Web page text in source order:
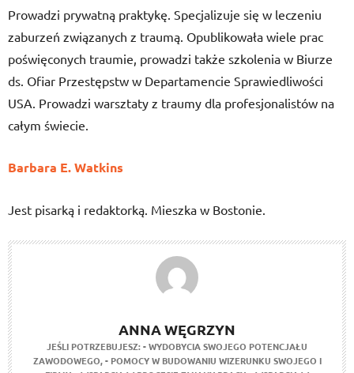
Prowadzi prywatną praktykę. Specjalizuje się w leczeniu
zaburzeń związanych z traumą. Opublikowała wiele prac
poświęconych traumie, prowadzi także szkolenia w Biurze
ds. Ofiar Przestępstw w Departamencie Sprawiedliwości
USA. Prowadzi warsztaty z traumy dla profesjonalistów na
całym świecie.
Barbara E. Watkins
Jest pisarką i redaktorką. Mieszka w Bostonie.
ANNA WĘGRZYN
JEŚLI POTRZEBUJESZ:- WYDOBYCIA SWOJEGO POTENCJAŁU
ZAWODOWEGO, - POMOCY W BUDOWANIU WIZERUNKU SWOJEGO I